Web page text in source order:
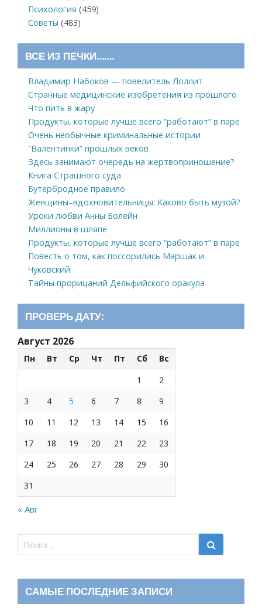
Психология (459)
Советы (483)
ВСЕ ИЗ ПЕЧКИ…….
Владимир Набоков — повелитель Лоллит
Странные медицинские изобретения из прошлого
Что пить в жару
Продукты, которые лучше всего “работают” в паре
Очень необычные криминальные истории
“Валентинки” прошлых веков
Здесь занимают очередь на жертвоприношение?
Книга Страшного суда
Бутербродное правило
Женщины–вдохновительницы: Каково быть музой?
Уроки любви Анны Болейн
Миллионы в шляпе
Продукты, которые лучше всего “работают” в паре
Повесть о том, как поссорились Маршак и
Чуковский
Тайны прорицаний Дельфийского оракула
ПРОВЕРЬ ДАТУ:
Август 2026
Пн Вт Ср Чт Пт Сб
Вс
1
2
3
4 5 6 7 8
9
10
11 12 13 14 15
16
17
18 19 20 21 22
23
24
25 26 27 28 29
30
31
« Авг
САМЫЕ ПОСЛЕДНИЕ ЗАПИСИ